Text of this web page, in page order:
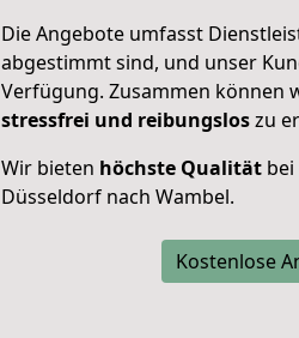
Die Angebote umfasst
abgestimmt sind, und unser
Verfügung. Zusammen können
stressfrei und reibungsloszu
Wir bieten höchste Qualität
Düsseldorf nach Wambel.
Kostenlose